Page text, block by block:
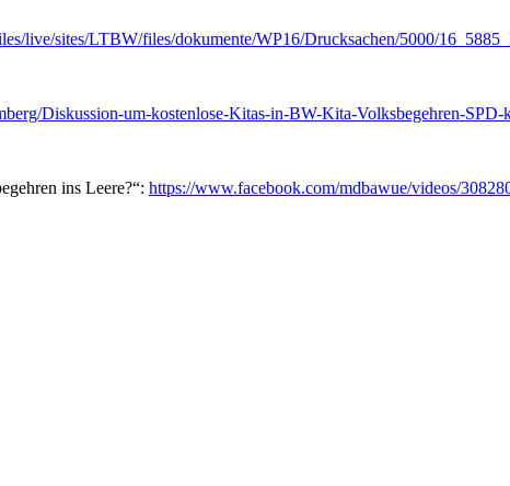
live/sites/LTBW/files/dokumente/WP16/Drucksachen/5000/
Diskussion-um-kostenlose-Kitas-in-BW-Kita-Volksbegehren-
ins Leere?“: https://www.facebook.com/mdbawue/videos/